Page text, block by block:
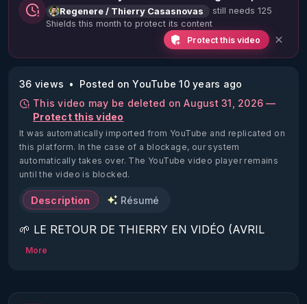
Regenere / Thierry Casasnovas
still needs 125
Shields this month to protect its content
Protect this video
36 views
Posted on YouTube 10 years ago
This video may be deleted on August 31, 2026 —
Protect this video
It was automatically imported from YouTube and replicated on
this platform. In the case of a blockage, our system
automatically takes over. The YouTube video player remains
until the video is blocked.
Description Résumé
🌱 LE RETOUR DE THIERRY EN VIDÉO (AVRIL
2022)!
https://www.rgnr.fr/presentation.html
More